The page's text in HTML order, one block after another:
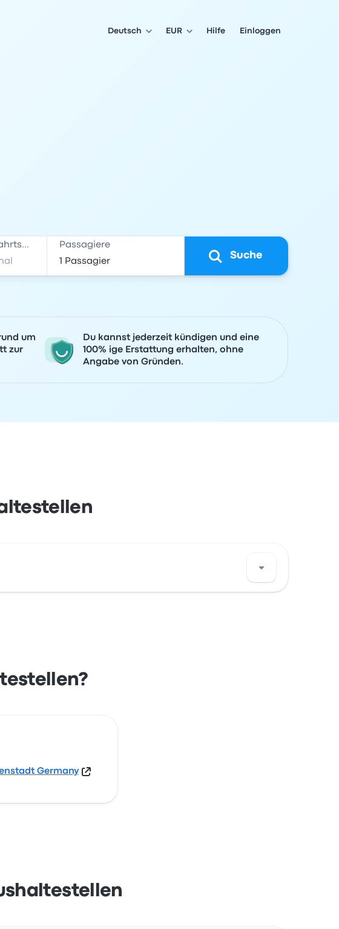
Deutsch EUR Hilfe Einloggen
Rückfahrtsdatum Passagiere
Suche
um
zur
Du kannst jederzeit kündigen und eine
100% ige Erstattung erhalten, ohne
Angabe von Gründen.
Germany